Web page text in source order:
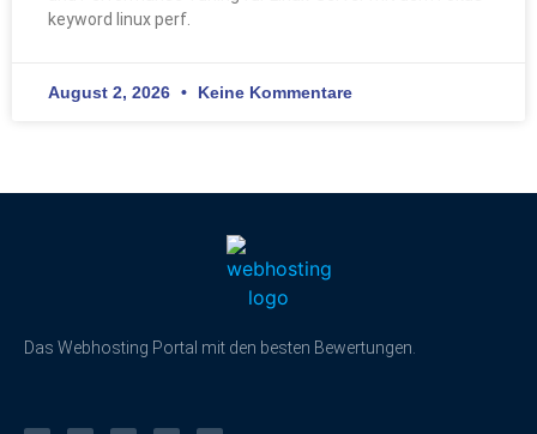
keyword linux perf.
August 2, 2026 Keine Kommentare
Das Webhosting Portal mit den besten Bewertungen.